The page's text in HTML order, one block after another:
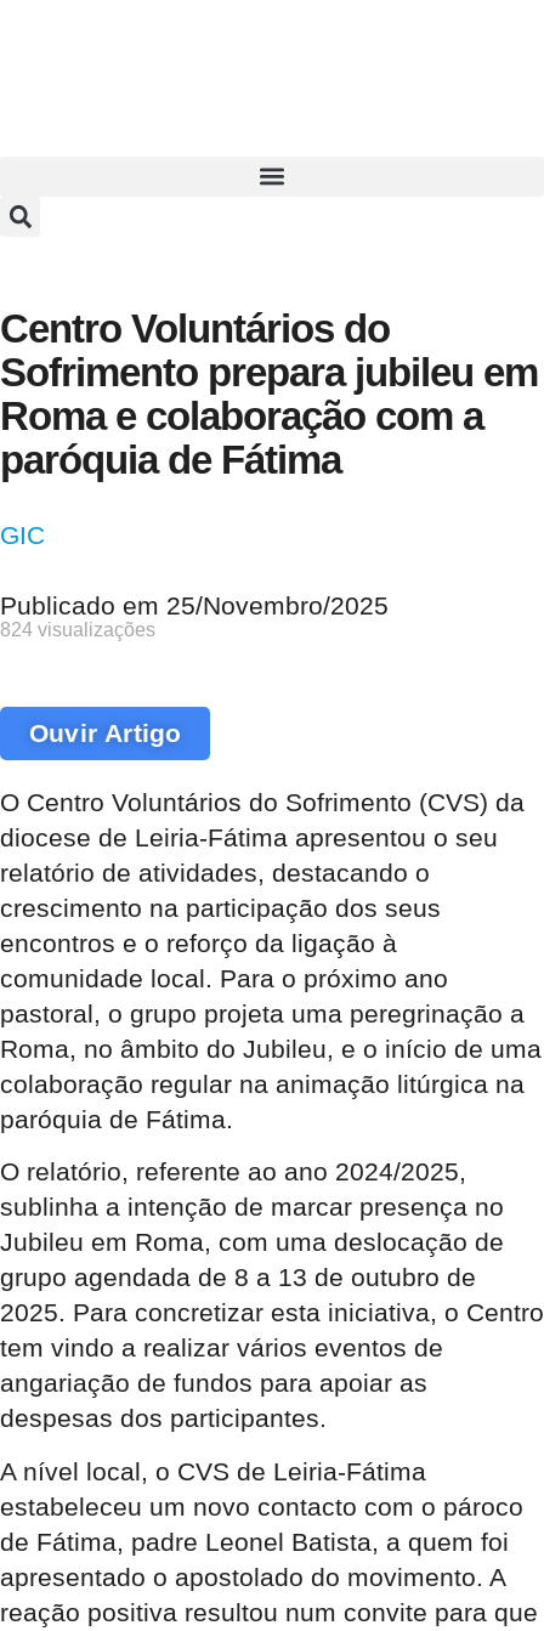
Centro Voluntários do
Sofrimento prepara jubileu em
Roma e colaboração com a
paróquia de Fátima
GIC
Publicado em 25/Novembro/2025
824 visualizações
Ouvir Artigo
O Centro Voluntários do Sofrimento (CVS) da
diocese de Leiria-Fátima apresentou o seu
relatório de atividades, destacando o
crescimento na participação dos seus
encontros e o reforço da ligação à
comunidade local. Para o próximo ano
pastoral, o grupo projeta uma peregrinação a
Roma, no âmbito do Jubileu, e o início de uma
colaboração regular na animação litúrgica na
paróquia de Fátima.
O relatório, referente ao ano 2024/2025,
sublinha a intenção de marcar presença no
Jubileu em Roma, com uma deslocação de
grupo agendada de 8 a 13 de outubro de
2025. Para concretizar esta iniciativa, o Centro
tem vindo a realizar vários eventos de
angariação de fundos para apoiar as
despesas dos participantes.
A nível local, o CVS de Leiria-Fátima
estabeleceu um novo contacto com o pároco
de Fátima, padre Leonel Batista, a quem foi
apresentado o apostolado do movimento. A
reação positiva resultou num convite para que